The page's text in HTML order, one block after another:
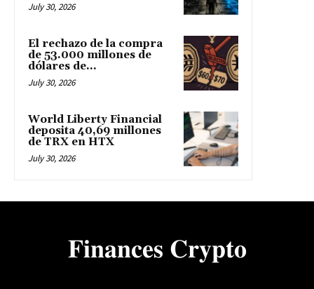
July 30, 2026
El rechazo de la compra
de 53.000 millones de
dólares de...
July 30, 2026
World Liberty Financial
deposita 40,69 millones
de TRX en HTX
July 30, 2026
𝐅𝐢𝐧𝐚𝐧𝐜𝐞𝐬 𝐂𝐫𝐲𝐩𝐭𝐨